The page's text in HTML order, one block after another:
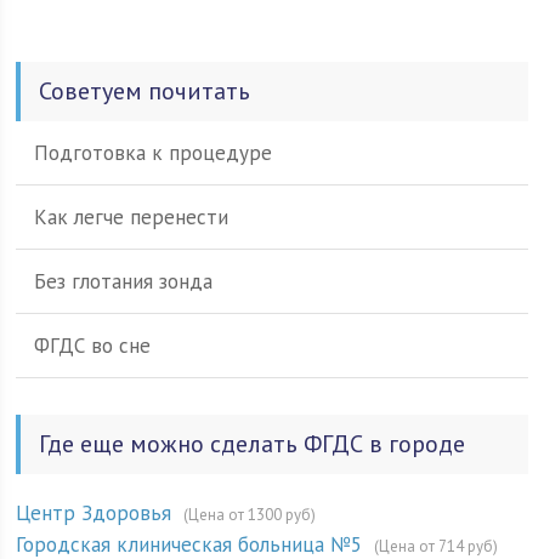
Советуем почитать
Подготовка к процедуре
Как легче перенести
Без глотания зонда
ФГДС во сне
Где еще можно сделать ФГДС в городе
Центр Здоровья (Цена от 1300 руб)
Городская клиническая больница №5 (Цена от 714 руб)